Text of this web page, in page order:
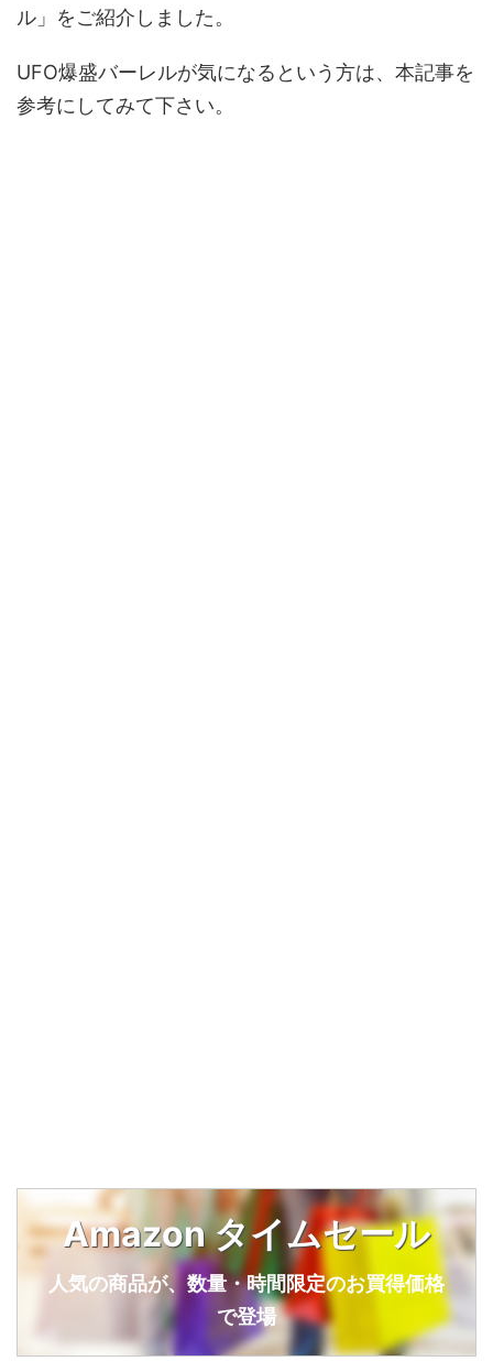
ル」をご紹介しました。
UFO爆盛バーレルが気になるという方は、本記事を
参考にしてみて下さい。
Amazon タイムセール
人気の商品が、数量・時間限定のお買得価格
で登場